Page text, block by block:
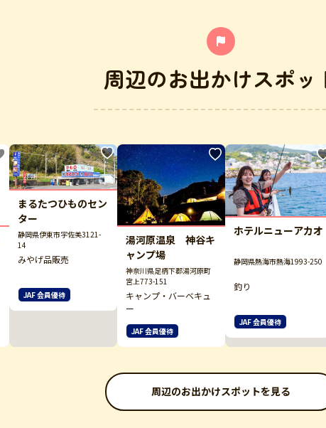
周辺のお出かけスポッ
まるたつひものセン
ター
静岡県伊東市宇佐美3121-
14
みやげ品販売
JAF 会員優待
湯河原温泉 神谷キ
ャンプ場
神奈川県足柄下郡湯河原町
宮上773-151
キャンプ・バーベキュ
ー
JAF 会員優待
ホテルニューアカオ
静岡県熱海市熱海1993-250
釣り
JAF 会員優待
周辺のお出かけスポットを見る